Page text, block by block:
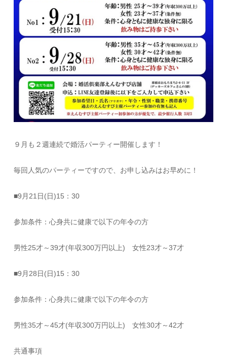
９月も２週連続で婚活パーティー開催します！
毎回人気のパーティーですので、お申し込みはお早めに！
■9月21日(日)15：30
参加条件：心身共に健康で以下の年令の方
男性25才～39才(年収300万円以上) 女性23才～37才
■9月28日(日)15：30
参加条件：心身共に健康で以下の年令の方
男性35才～45才(年収300万円以上) 女性30才～42才
共通事項